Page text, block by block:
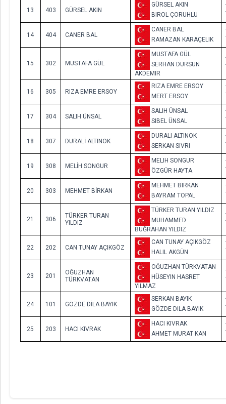
13 403 GÜRSEL AKIN
GÜRSEL AKIN
BIROL ÇORUHLU
14 404 CANER BAL
CANER BAL
RAMAZAN KARAÇELIK
15 302 MUSTAFA GÜL
MUSTAFA GÜL
SERHAN DURSUN
AKDEMIR
16 305 RIZA EMRE ERSOY
RIZA EMRE ERSOY
MERT ERSOY
17 304 SALIH ÜNSAL
SALIH ÜNSAL
SIBEL ÜNSAL
18 307 DURALİ ALTINOK
DURALI ALTINOK
SERKAN SIVRI
19 308 MELİH SONGUR
MELIH SONGUR
ÖZGÜR HAYTA
20 303 MEHMET BİRKAN
MEHMET BIRKAN
BAYRAM TOPAL
21 306
TÜRKER TURAN
YILDIZ
TÜRKER TURAN YILDIZ
MUHAMMED
BUĞRAHAN YILDIZ
22 202 CAN TUNAY AÇIKGÖZ
CAN TUNAY AÇIKGÖZ
HALIL AKGÜN
23 201
OĞUZHAN
TÜRKVATAN
OĞUZHAN TÜRKVATAN
HÜSEYIN HASRET
YILMAZ
24 101 GÖZDE DİLA BAYIK
SERKAN BAYIK
GÖZDE DILA BAYIK
25 203 HACI KIVRAK
HACI KIVRAK
AHMET MURAT KAN